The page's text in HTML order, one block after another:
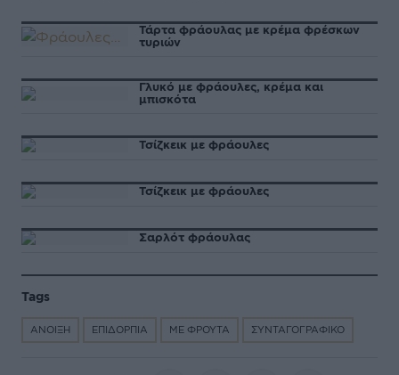
Τάρτα φράουλας με κρέμα φρέσκων
τυριών
Γλυκό με φράουλες, κρέμα και
μπισκότα
Τσίζκεικ με φράουλες
Τσίζκεικ με φράουλες
Σαρλότ φράουλας
Tags
ΑΝΟΙΞΗ ΕΠΙΔΟΡΠΙΑ ΜΕ ΦΡΟΥΤΑ ΣΥΝΤΑΓΟΓΡΑΦΙΚΟ